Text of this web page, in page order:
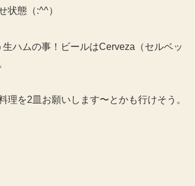
状態（:^^）
ハムの事！ビールはCerveza（セルベッ
を2皿お願いします〜とかも行けそう。